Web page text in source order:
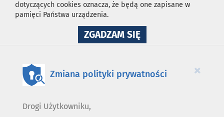
dotyczących cookies oznacza, że będą one zapisane w
pamięci Państwa urządzenia.
ZGADZAM SIĘNA
WYKORZYSTANIE
×
Zmiana polityki prywatności
Drogi Użytkowniku,